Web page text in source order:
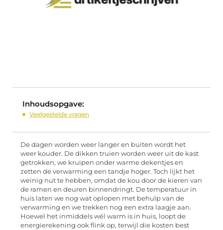
Inhoudsopgave:
Veelgestelde vragen
De dagen worden weer langer en buiten wordt het
weer kouder. De dikken truien worden weer uit de kast
getrokken, we kruipen onder warme dekentjes en
zetten de verwarming een tandje hoger. Toch lijkt het
weinig nut te hebben, omdat de kou door de kieren van
de ramen en deuren binnendringt. De temperatuur in
huis laten we nog wat oplopen met behulp van de
verwarming en we trekken nog een extra laagje aan.
Hoewel het inmiddels wél warm is in huis, loopt de
energierekening ook flink op, terwijl die kosten best